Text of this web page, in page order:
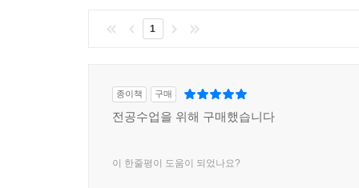
1
종이책 구매
전공수업을 위해 구매했습니다
이 한줄평이 도움이 되었나요?